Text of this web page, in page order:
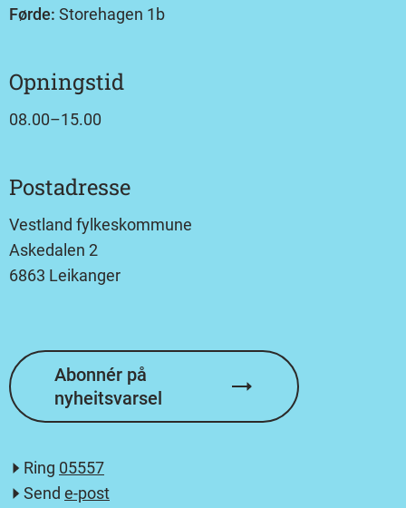
Førde: Storehagen 1b
Opningstid
08.00–15.00
Postadresse
Vestland fylkeskommune
Askedalen 2
6863 Leikanger
Abonnér på
nyheitsvarsel
Ring 05557
Send e-post